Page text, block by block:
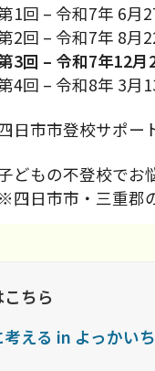
1回 – 令和7年 6月
2回 – 令和7年 8月
3回 – 令和7年12
4回 – 令和8年 3月
日市市登校サポー
どもの不登校でお
※四日市市・三重郡
ちら
える in よっかいち